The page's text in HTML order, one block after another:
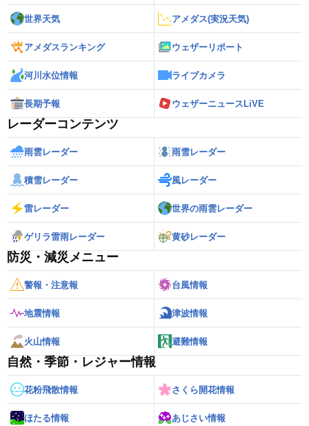
世界天気 アメダス(実況天気)
アメダスランキング ウェザーリポート
河川水位情報 ライブカメラ
長期予報 ウェザーニュースLiVE
レーダーコンテンツ
雨雲レーダー 雨雪レーダー
積雪レーダー 風レーダー
雷レーダー 世界の雨雲レーダー
ゲリラ雷雨レーダー 黄砂レーダー
防災・減災メニュー
警報・注意報 台風情報
地震情報 津波情報
火山情報 避難情報
自然・季節・レジャー情報
花粉飛散情報 さくら開花情報
ほたる情報 あじさい情報